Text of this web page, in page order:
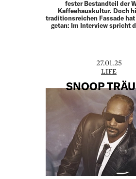
fester Bestandteil der
Kaffeehauskultur. Doch
traditionsreichen Fassade
getan: Im Interview spricht
27.01.25
LIFE
SNOOP